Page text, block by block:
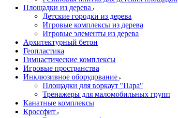
Площадки из дерева
Детские городки из дерева
Игровые комплексы из дерева
Игровые элементы из дерева
Архитектурный бетон
Геопластика
Гимнастические комплексы
Игровые пространства
Инклюзивное оборудование
Площадки для воркаут "Пара"
Тренажеры для маломобильных групп
Канатные комплексы
Кроссфит